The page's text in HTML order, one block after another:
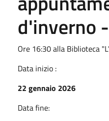
d'inverno
Ore 16:30 alla Biblioteca
Data inizio :
22 gennaio 2026
Data fine: